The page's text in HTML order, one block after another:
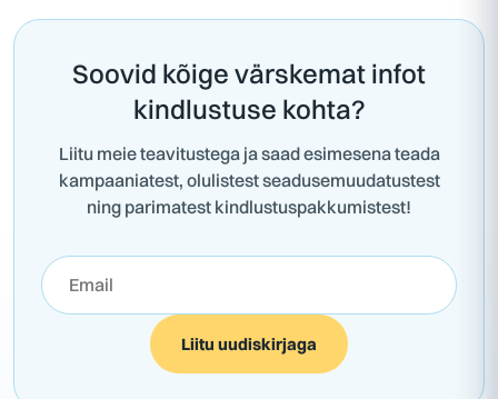
Soovid kõige värskemat infot
kindlustuse kohta?
Liitu meie teavitustega ja saad esimesena teada
kampaaniatest, olulistest seadusemuudatustest
ning parimatest kindlustuspakkumistest!
Liitu uudiskirjaga